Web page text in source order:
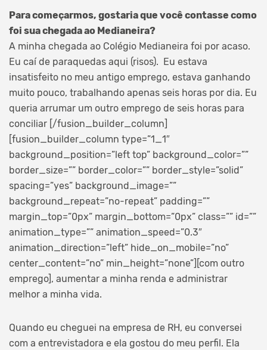
Para começarmos, gostaria que você contasse como
foi sua chegada ao Medianeira?
A minha chegada ao Colégio Medianeira foi por acaso.
Eu caí de paraquedas aqui (risos). Eu estava
insatisfeito no meu antigo emprego, estava ganhando
muito pouco, trabalhando apenas seis horas por dia. Eu
queria arrumar um outro emprego de seis horas para
conciliar [/fusion_builder_column]
[fusion_builder_column type=”1_1″
background_position=”left top” background_color=””
border_size=”” border_color=”” border_style=”solid”
spacing=”yes” background_image=””
background_repeat=”no-repeat” padding=””
margin_top=”0px” margin_bottom=”0px” class=”” id=””
animation_type=”” animation_speed=”0.3″
animation_direction=”left” hide_on_mobile=”no”
center_content=”no” min_height=”none”][com outro
emprego], aumentar a minha renda e administrar
melhor a minha vida.
Quando eu cheguei na empresa de RH, eu conversei
com a entrevistadora e ela gostou do meu perfil. Ela